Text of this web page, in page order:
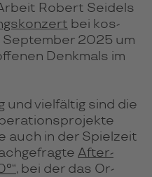
Robert Seidels
bei kos­
Sep­tem­ber 2025 um
Denk­mals im
und viel­fäl­tig sind die
auch in der Spiel­zeit
After-
, bei der das Or­